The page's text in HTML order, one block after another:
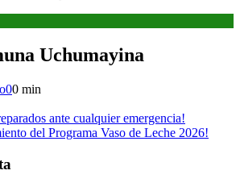
Uchumayina
00 min
ante cualquier emergencia!
del Programa Vaso de Leche 2026!